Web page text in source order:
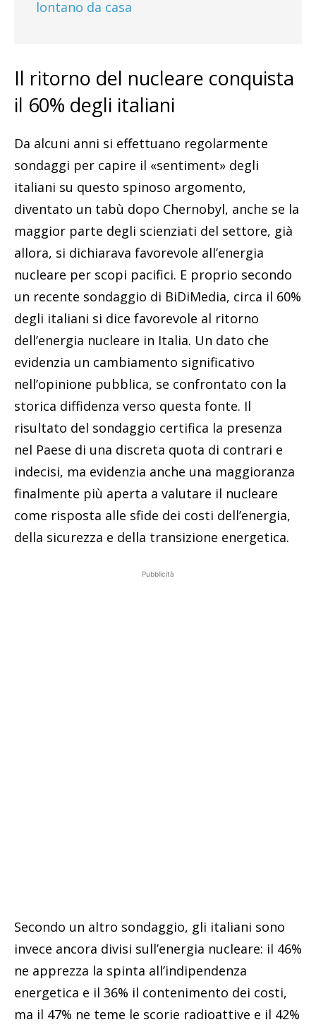
lontano da casa
Il ritorno del nucleare conquista
il 60% degli italiani
Da alcuni anni si effettuano regolarmente
sondaggi per capire il «sentiment» degli
italiani su questo spinoso argomento,
diventato un tabù dopo Chernobyl, anche se la
maggior parte degli scienziati del settore, già
allora, si dichiarava favorevole all’energia
nucleare per scopi pacifici. E proprio secondo
un recente sondaggio di BiDiMedia, circa il 60%
degli italiani si dice favorevole al ritorno
dell’energia nucleare in Italia. Un dato che
evidenzia un cambiamento significativo
nell’opinione pubblica, se confrontato con la
storica diffidenza verso questa fonte. Il
risultato del sondaggio certifica la presenza
nel Paese di una discreta quota di contrari e
indecisi, ma evidenzia anche una maggioranza
finalmente più aperta a valutare il nucleare
come risposta alle sfide dei costi dell’energia,
della sicurezza e della transizione energetica.
Pubblicità
Secondo un altro sondaggio, gli italiani sono
invece ancora divisi sull’energia nucleare: il 46%
ne apprezza la spinta all’indipendenza
energetica e il 36% il contenimento dei costi,
ma il 47% ne teme le scorie radioattive e il 42%